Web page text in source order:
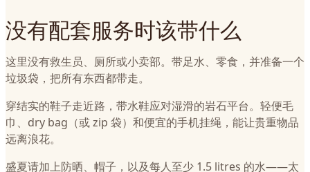
没有配套服务时该带什么
这里没有救生员、厕所或小卖部。带足水、零食，并准备一个
垃圾袋，把所有东西都带走。
穿结实的鞋子走近路，带水鞋应对湿滑的岩石平台。轻便毛
巾、dry bag（或 zip 袋）和便宜的手机挂绳，能让贵重物品
远离浪花。
盛夏请加上防晒、帽子，以及每人至少 1.5 litres 的水——太